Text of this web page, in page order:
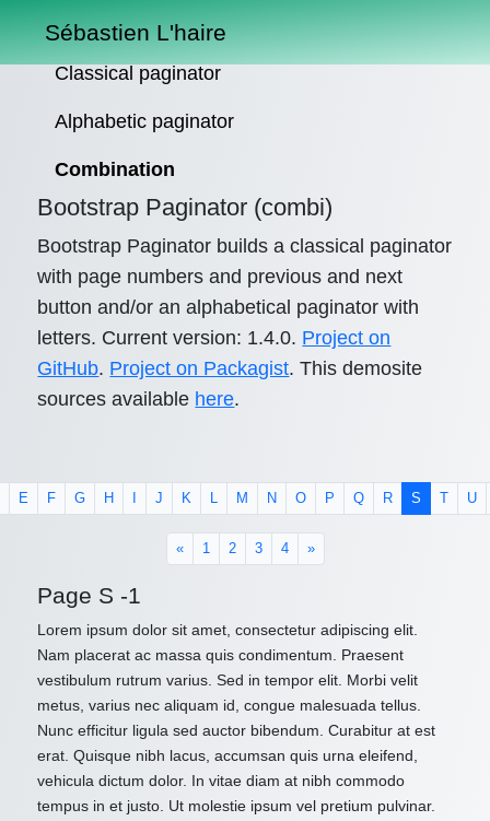
Sébastien L'haire
Classical paginator
Alphabetic paginator
Combination
Bootstrap Paginator (combi)
Bootstrap Paginator builds a classical paginator
with page numbers and previous and next
button and/or an alphabetical paginator with
letters. Current version: 1.4.0. Project on
GitHub. Project on Packagist. This demosite
sources available here.
E F G H J K L M N O P Q R S U
« 1 2 3 4 »
Page S -1
Lorem ipsum dolor sit amet, consectetur adipiscing elit.
Nam placerat ac massa quis condimentum. Praesent
vestibulum rutrum varius. Sed in tempor elit. Morbi velit
metus, varius nec aliquam id, congue malesuada tellus.
Nunc efficitur ligula sed auctor bibendum. Curabitur at est
erat. Quisque nibh lacus, accumsan quis urna eleifend,
vehicula dictum dolor. In vitae diam at nibh commodo
tempus in et justo. Ut molestie ipsum vel pretium pulvinar.